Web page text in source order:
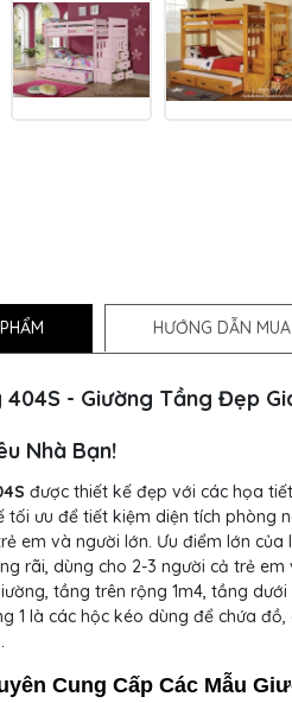
HƯỚNG DẪN
404S - Giường Tầng Đẹp
Nhà Bạn!
được thiết kế đẹp với các họa tiết
tối ưu để tiết kiệm diện tích phòng
em và người lớn. Ưu điểm lớn của
rãi, dùng cho 2-3 người cả trẻ em
tầng trên rộng 1m4, tầng dưới
1 là các hộc kéo dùng để chứa đồ,
Cung Cấp Các Mẫu